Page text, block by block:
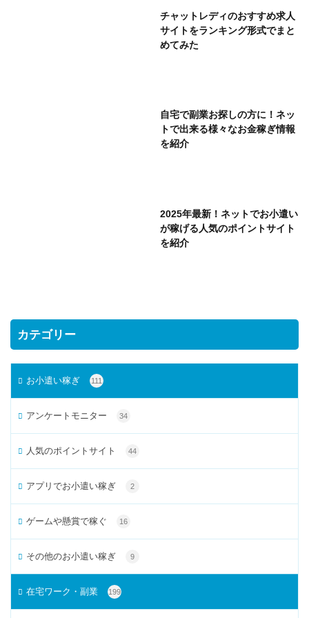
チャットレディのおすすめ求人
サイトをランキング形式でまと
めてみた
自宅で副業お探しの方に！ネッ
トで出来る様々なお金稼ぎ情報
を紹介
2025年最新！ネットでお小遣い
が稼げる人気のポイントサイト
を紹介
カテゴリー
お小遣い稼ぎ 111
アンケートモニター 34
人気のポイントサイト 44
アプリでお小遣い稼ぎ 2
ゲームや懸賞で稼ぐ 16
その他のお小遣い稼ぎ 9
在宅ワーク・副業 199